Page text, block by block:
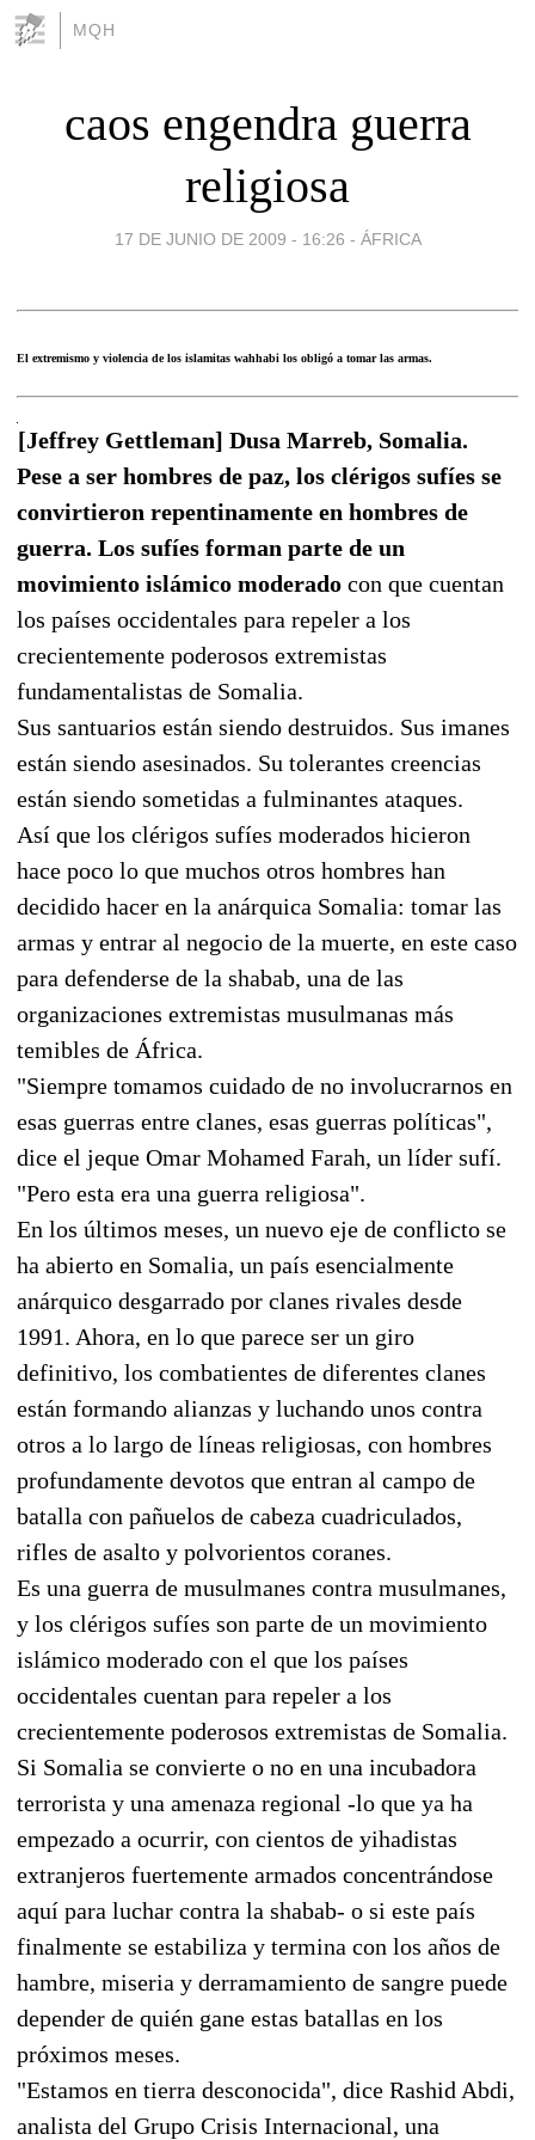
MQH
caos engendra guerra
religiosa
17 DE JUNIO DE 2009 - 16:26 - ÁFRICA
El extremismo y violencia de los islamitas wahhabi los obligó a tomar las armas.
[Jeffrey Gettleman] Dusa Marreb, Somalia.
Pese a ser hombres de paz, los clérigos sufíes se
convirtieron repentinamente en hombres de
guerra. Los sufíes forman parte de un
movimiento islámico moderado con que cuentan
los países occidentales para repeler a los
crecientemente poderosos extremistas
fundamentalistas de Somalia.
Sus santuarios están siendo destruidos. Sus imanes
están siendo asesinados. Su tolerantes creencias
están siendo sometidas a fulminantes ataques.
Así que los clérigos sufíes moderados hicieron
hace poco lo que muchos otros hombres han
decidido hacer en la anárquica Somalia: tomar las
armas y entrar al negocio de la muerte, en este caso
para defenderse de la shabab, una de las
organizaciones extremistas musulmanas más
temibles de África.
"Siempre tomamos cuidado de no involucrarnos en
esas guerras entre clanes, esas guerras políticas",
dice el jeque Omar Mohamed Farah, un líder sufí.
"Pero esta era una guerra religiosa".
En los últimos meses, un nuevo eje de conflicto se
ha abierto en Somalia, un país esencialmente
anárquico desgarrado por clanes rivales desde
1991. Ahora, en lo que parece ser un giro
definitivo, los combatientes de diferentes clanes
están formando alianzas y luchando unos contra
otros a lo largo de líneas religiosas, con hombres
profundamente devotos que entran al campo de
batalla con pañuelos de cabeza cuadriculados,
rifles de asalto y polvorientos coranes.
Es una guerra de musulmanes contra musulmanes,
y los clérigos sufíes son parte de un movimiento
islámico moderado con el que los países
occidentales cuentan para repeler a los
crecientemente poderosos extremistas de Somalia.
Si Somalia se convierte o no en una incubadora
terrorista y una amenaza regional -lo que ya ha
empezado a ocurrir, con cientos de yihadistas
extranjeros fuertemente armados concentrándose
aquí para luchar contra la shabab- o si este país
finalmente se estabiliza y termina con los años de
hambre, miseria y derramamiento de sangre puede
depender de quién gane estas batallas en los
próximos meses.
"Estamos en tierra desconocida", dice Rashid Abdi,
analista del Grupo Crisis Internacional, una